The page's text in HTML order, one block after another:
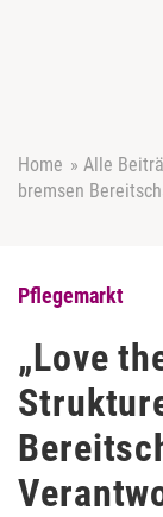
Home » Alle
bremsen
Pflegemarkt
„Love